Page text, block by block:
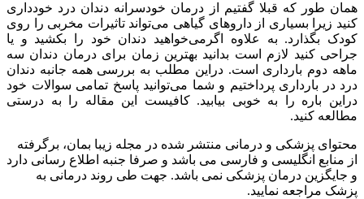
همان طور که قبلا گفتیم از درمان خودسرانه دندان درد خودداری
کنید زیرا بسیاری از داروهای گیاهی می‌تواند تاثیرات مخربی را روی
کودک بگذارد. به علاوه اگرمی‌خواهید دندان خود را بکشید و یا
جراحی کنید لازم است بدانید بهترین زمان برای درمان دندان سه
ماهه دوم بارداری است. دراین مطلب به بررسی همه جانبه دندان
درد در بارداری پرداختیم و شما می‌توانید پاسخ تمامی سوالات خود
دراین باره را به خوبی بیابید. کافیست این مقاله را به درستی
مطالعه کنید.
محتوای پزشکی و درمانی منتشر شده در مجله زیبا بمان، برگرفته
از منابع انگلیسی و فارسی می باشد و صرفا جنبه اطلاع رسانی دارد
و جایگزین درمان پزشکی نمی باشد. جهت طی روند درمانی به
پزشک مراجعه نمایید.